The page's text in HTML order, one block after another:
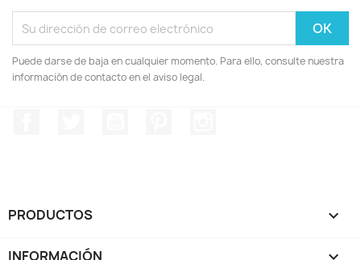
Puede darse de baja en cualquier momento. Para ello, consulte nuestra
información de contacto en el aviso legal.
PRODUCTOS 
INFORMACIÓN